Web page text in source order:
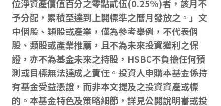
位淨資產價值百分之零點貳伍(0.25%)者，該月不
予分配，累積至達到上開標準之曆月發放之。」文
中個股、類股或產業，僅為參考舉例，不代表個
股、類股或產業推薦，且不為未來投資獲利之保
證，亦不為基金未來之持股，HSBC不負擔任何預
測或目標無法達成之責任。投資人申購本基金係持
有基金受益憑證，而非本文提及之投資資產或標
的。本基金特色及策略細節，詳見公開說明書或投